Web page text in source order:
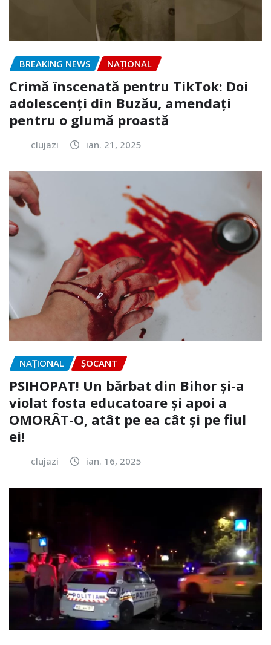
BREAKING NEWS NAŢIONAL
Crimă înscenată pentru TikTok: Doi
adolescenți din Buzău, amendați
pentru o glumă proastă
clujazi ian. 21, 2025
NAŢIONAL ȘOCANT
PSIHOPAT! Un bărbat din Bihor și-a
violat fosta educatoare și apoi a
OMORÂT-O, atât pe ea cât și pe fiul
ei!
clujazi ian. 16, 2025